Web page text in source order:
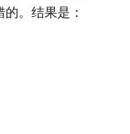
。结果是：